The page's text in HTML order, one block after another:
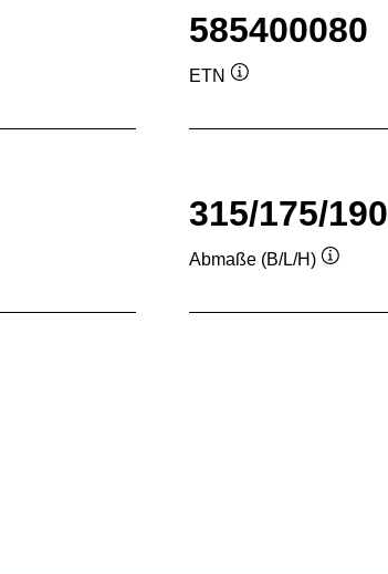
585400080
ETN
315/175/190
Abmaße (B/L/H)